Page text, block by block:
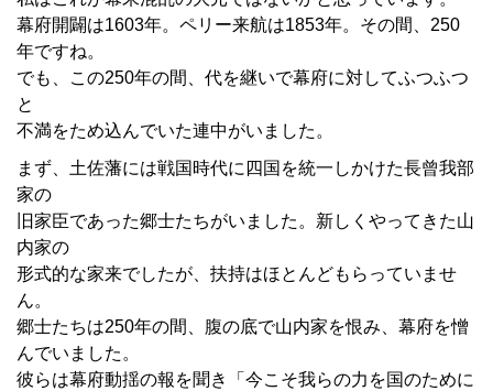
幕府開闢は1603年。ペリー来航は1853年。その間、250
年ですね。
でも、この250年の間、代を継いで幕府に対してふつふつ
と
不満をため込んでいた連中がいました。
まず、土佐藩には戦国時代に四国を統一しかけた長曾我部
家の
旧家臣であった郷士たちがいました。新しくやってきた山
内家の
形式的な家来でしたが、扶持はほとんどもらっていませ
ん。
郷士たちは250年の間、腹の底で山内家を恨み、幕府を憎
んでいました。
彼らは幕府動揺の報を聞き「今こそ我らの力を国のために